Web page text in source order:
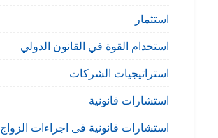
استثمار
استخدام القوة في القانون الدولي
استراتيجيات الشركات
استشارات قانونية
استشارات قانونية فى اجراءات الزواج